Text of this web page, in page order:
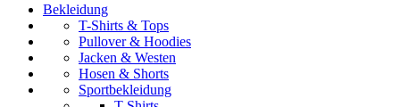
Bekleidung
T-Shirts & Tops
Pullover & Hoodies
Jacken & Westen
Hosen & Shorts
Sportbekleidung